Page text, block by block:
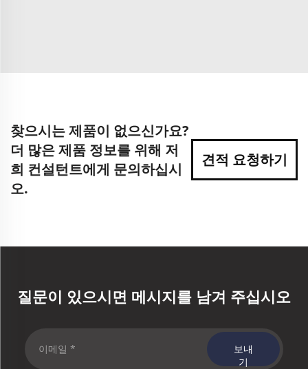
찾으시는 제품이 없으신가요?
더 많은 제품 정보를 위해 저
희 컨설턴트에게 문의하십시
오.
견적 요청하기
질문이 있으시면 메시지를 남겨 주십시오
보내
기